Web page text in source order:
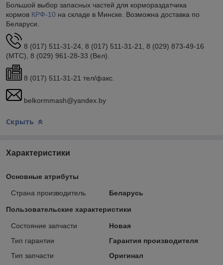
Большой выбор запасных частей для кормораздатчика
кормов КРФ-10 на складе в Минске. Возможна доставка по
Беларуси.
8 (017) 511-31-24, 8 (017) 511-31-21, 8 (029) 873-49-16
(МТС), 8 (029) 961-28-33 (Вел).
8 (017) 511-31-21 тел/факс.
belkormmash@yandex.by
Скрыть
Характеристики
Основные атрибуты
Страна производитель Беларусь
Пользовательские характеристики
Состояние запчасти
Новая
Тип гарантии
Гарантия производителя
Тип запчасти
Оригинал